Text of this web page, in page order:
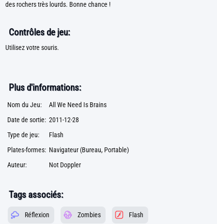
des rochers très lourds. Bonne chance !
Contrôles de jeu:
Utilisez votre souris.
Plus d'informations:
Nom du Jeu:
All We Need Is Brains
Date de sortie: 2011-12-28
Type de jeu:
Flash
Plates-formes: Navigateur (Bureau, Portable)
Auteur:
Not Doppler
Tags associés:
Réflexion Zombies Flash